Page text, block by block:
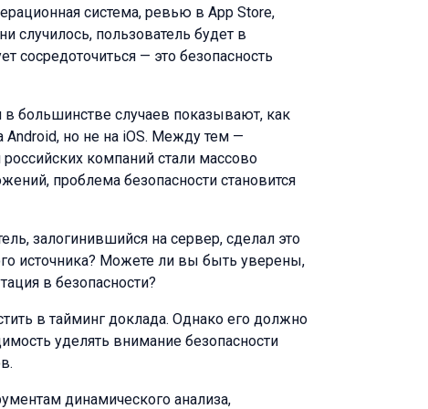
система, ревью в App Store,
случилось, пользователь будет в
сосредоточиться — это безопасность
большинстве случаев показывают, как
но не на iOS. Между тем —
компаний стали массово
проблема безопасности становится
залогинившийся на сервер, сделал это
источника? Можете ли вы быть уверены,
в безопасности?
в тайминг доклада. Однако его должно
уделять внимание безопасности
динамического анализа,